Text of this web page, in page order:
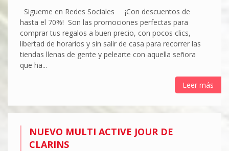
Sigueme en Redes Sociales ¡Con descuentos de
hasta el 70%! Son las promociones perfectas para
comprar tus regalos a buen precio, con pocos clics,
libertad de horarios y sin salir de casa para recorrer las
tiendas llenas de gente y pelearte con aquella señora
que ha...
Leer más
NUEVO MULTI ACTIVE JOUR DE
CLARINS